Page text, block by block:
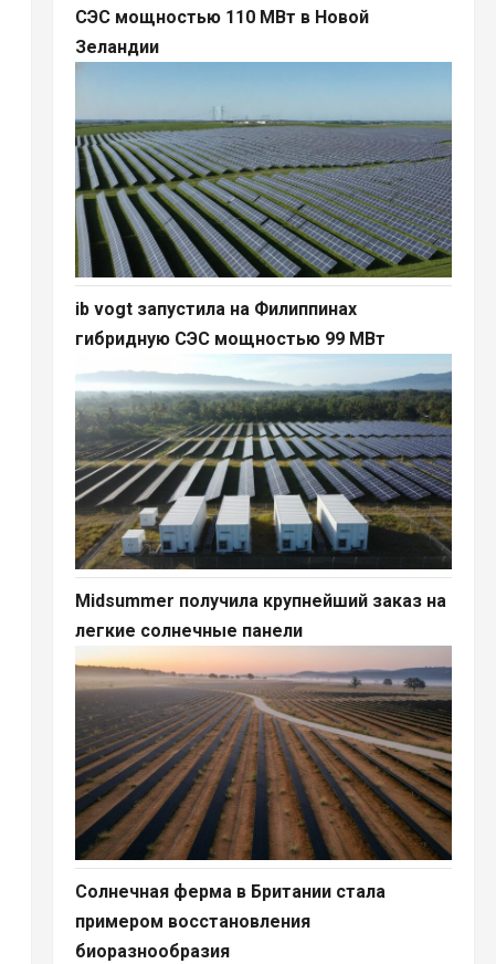
СЭС мощностью 110 МВт в Новой
Зеландии
ib vogt запустила на Филиппинах
гибридную СЭС мощностью 99 МВт
Midsummer получила крупнейший заказ на
легкие солнечные панели
Солнечная ферма в Британии стала
примером восстановления
биоразнообразия